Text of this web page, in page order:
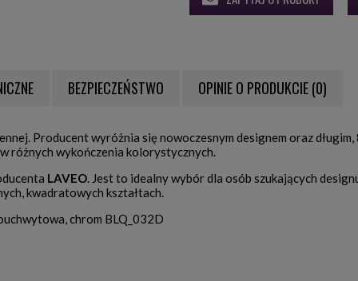
KOSZTÓW
BEZPIECZEŃSTWO OPINIE O PRODUKCIE (0)
Producent wyróżnia się nowoczesnym designem oraz
różnych wykończenia kolorystycznych.
LAVEO. Jest to idealny wybór dla osób szukających
kwadratowych kształtach.
chrom BLQ_032D